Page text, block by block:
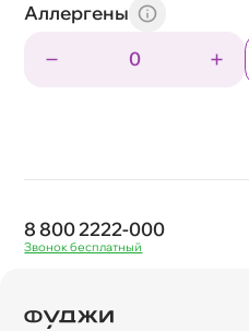
Аллергены
0
8 800 2222-000
Звонок бесплатный